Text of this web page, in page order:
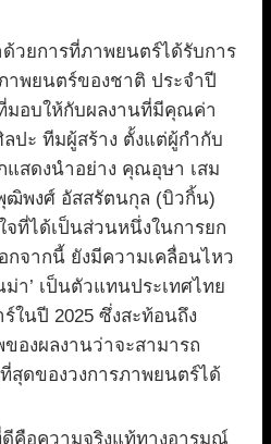
วยการที่ภาพยนตร์ได้รับการ
าพยนตร์ของชาติ ประจำปี
ที่มอบให้กับผลงานที่มีคุณค่า
ปะ ทีมผู้สร้าง ตั้งแต่ผู้กำกับ
แสดงนำอย่าง คุณอุษา เสม
พงศ์ อัสสรัตนกุล (บิวกิ้น)
ที่ได้เป็นส่วนหนึ่งในการยก
กจากนี้ ยังมีความเคลื่อนไหว
า’ เป็นตัวแทนประเทศไทย
ในปี 2025 ซึ่งสะท้อนถึง
องผลงานว่าจะสามารถ
สุดของวงการภาพยนตร์ได้
ดีคือความจริงแท้ทางอารมณ์